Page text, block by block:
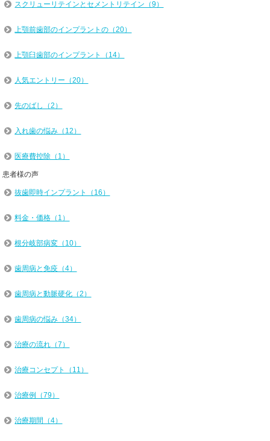
スクリューリテインとセメントリテイン（9）
上顎前歯部のインプラントの（20）
上顎臼歯部のインプラント（14）
人気エントリー（20）
先のばし（2）
入れ歯の悩み（12）
医療費控除（1）
患者様の声
抜歯即時インプラント（16）
料金・価格（1）
根分岐部病変（10）
歯周病と免疫（4）
歯周病と動脈硬化（2）
歯周病の悩み（34）
治療の流れ（7）
治療コンセプト（11）
治療例（79）
治療期間（4）